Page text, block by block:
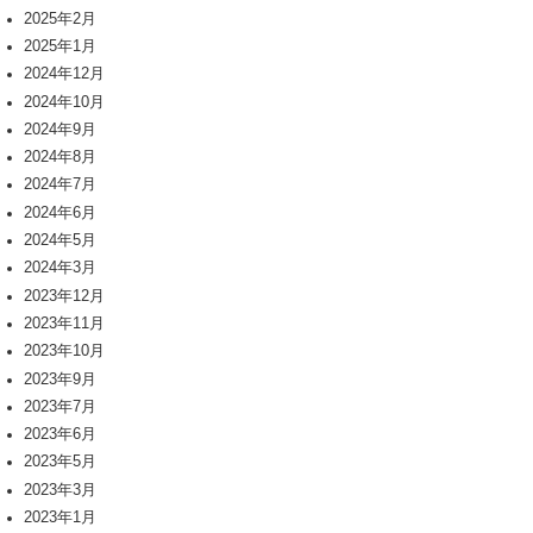
2025年2月
2025年1月
2024年12月
2024年10月
2024年9月
2024年8月
2024年7月
2024年6月
2024年5月
2024年3月
2023年12月
2023年11月
2023年10月
2023年9月
2023年7月
2023年6月
2023年5月
2023年3月
2023年1月